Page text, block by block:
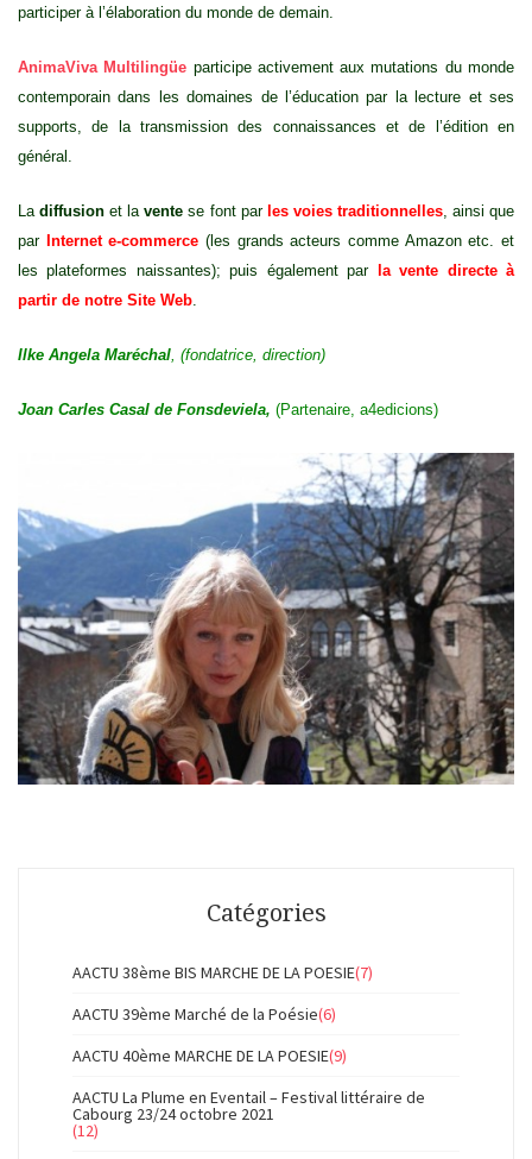
participer à l’élaboration du monde de demain.
AnimaViva Multilingüe participe activement aux mutations du monde
contemporain dans les domaines de l’éducation par la lecture et ses
supports, de la transmission des connaissances et de l’édition en
général.
Ladiffusion et lavente se font par les voies traditionnelles, ainsi que
par Internet e-commerce (les grands acteurs comme Amazon etc. et
les plateformes naissantes); puis également par
la vente directe à
partir de notre Site Web.
Ilke Angela Maréchal, (fondatrice, direction)
Joan Carles Casal de Fonsdeviela, (Partenaire, a4edicions)
Catégories
AACTU 38ème BIS MARCHE DE LA POESIE(7)
AACTU 39ème Marché de la Poésie(6)
AACTU 40ème MARCHE DE LA POESIE(9)
AACTU La Plume en Eventail – Festival littéraire de
Cabourg 23/24 octobre 2021
(12)